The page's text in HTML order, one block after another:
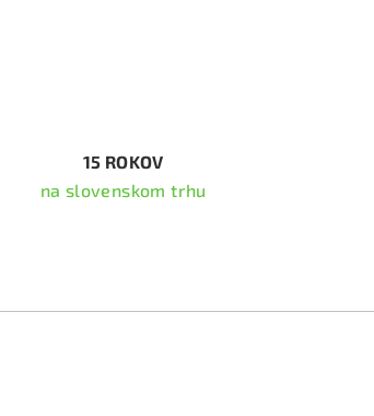
15 ROKOV
na slovenskom trhu